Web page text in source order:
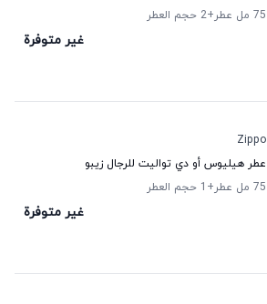
75 مل عطر
+2 حجم العطر
غير متوفرة
Zippo
عطر هيليوس أو دي تواليت للرجال زيبو
75 مل عطر
+1 حجم العطر
غير متوفرة